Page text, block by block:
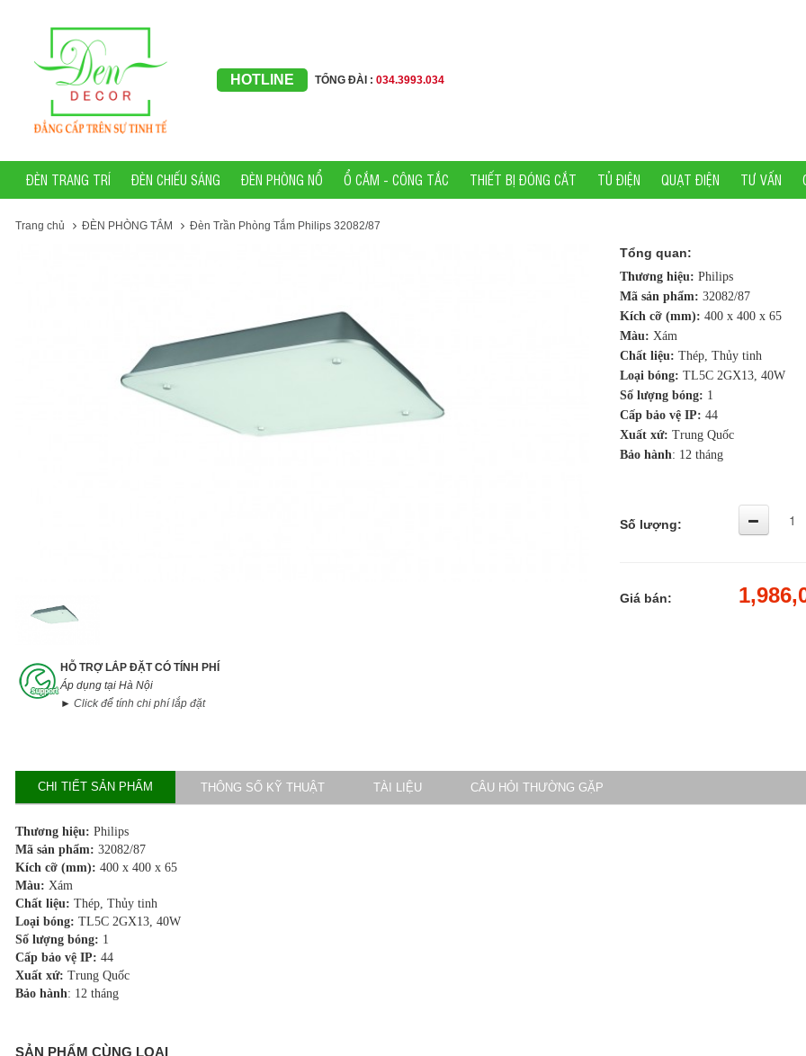
HOTLINE TỔNG ĐÀI : 034.3993.034
ĐÈN TRANG TRÍ ĐÈN CHIẾU SÁNG ĐÈN PHÒNG NỔ Ổ CẮM - CÔNG TẮC THIẾT BỊ ĐÓNG CẮT TỦ ĐIỆN QUẠT ĐIỆN TƯ VẤN
Trang chủ ĐÈN PHÒNG TẮM Đèn Trần Phòng Tắm Philips 32082/87
HỖ TRỢ LẮP ĐẶT CÓ TÍNH PHÍ
Áp dụng tại Hà Nội
► Click để tính chi phí lắp đặt
Tổng quan:
Thương hiệu: Philips
Mã sản phẩm: 32082/87
Kích cỡ (mm): 400 x 400 x 65
Màu: Xám
Chất liệu: Thép, Thủy tinh
Loại bóng: TL5C 2GX13, 40W
Số lượng bóng: 1
Cấp bảo vệ IP: 44
Xuất xứ: Trung Quốc
Bảo hành: 12 tháng
Số lượng:
Giá bán:
CHI TIẾT SẢN PHẨM THÔNG SỐ KỸ THUẬT TÀI LIỆU CÂU HỎI THƯỜNG GẶP
Thương hiệu: Philips
Mã sản phẩm: 32082/87
Kích cỡ (mm): 400 x 400 x 65
Màu: Xám
Chất liệu: Thép, Thủy tinh
Loại bóng: TL5C 2GX13, 40W
Số lượng bóng: 1
Cấp bảo vệ IP: 44
Xuất xứ: Trung Quốc
Bảo hành: 12 tháng
SẢN PHẨM CÙNG LOẠI